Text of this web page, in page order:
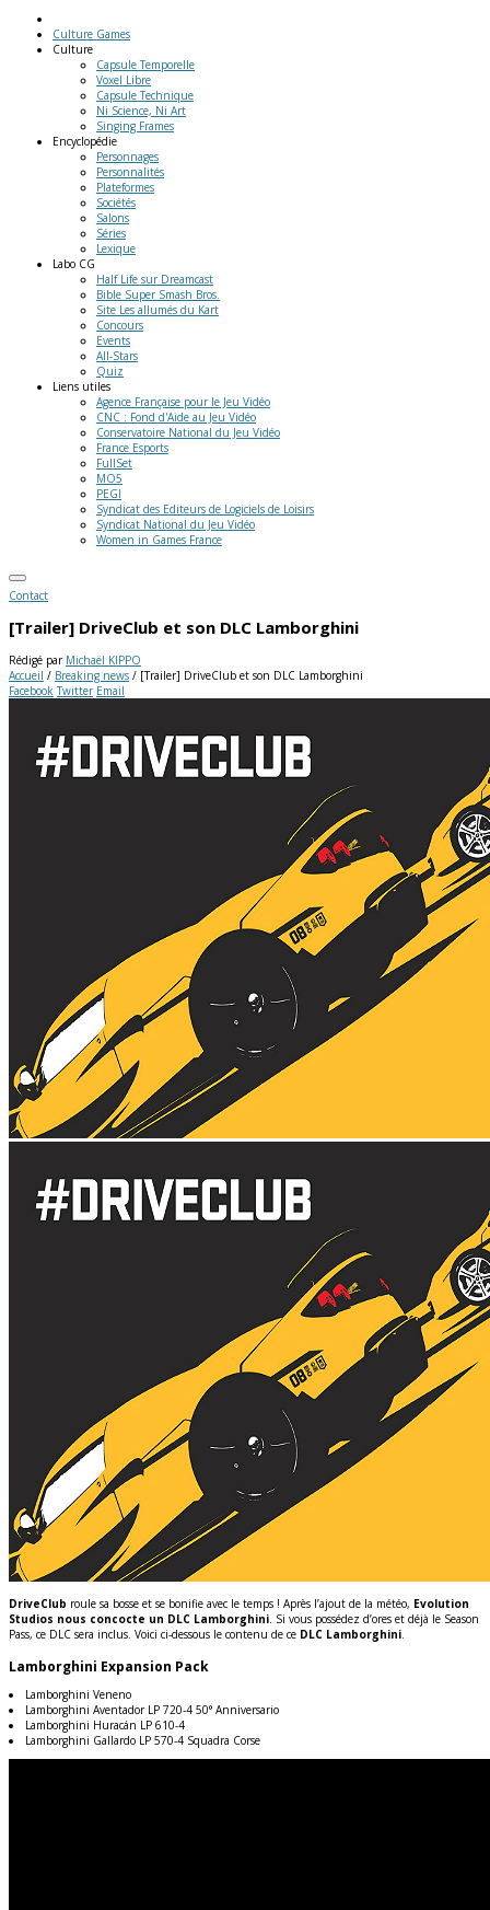
Culture Games
Culture
Capsule Temporelle
Voxel Libre
Capsule Technique
Ni Science, Ni Art
Singing Frames
Encyclopédie
Personnages
Personnalités
Plateformes
Sociétés
Salons
Séries
Lexique
Labo CG
Half Life sur Dreamcast
Bible Super Smash Bros.
Site Les allumés du Kart
Concours
Events
All-Stars
Quiz
Liens utiles
Agence Française pour le Jeu Vidéo
CNC : Fond d'Aide au Jeu Vidéo
Conservatoire National du Jeu Vidéo
France Esports
FullSet
MO5
PEGI
Syndicat des Editeurs de Logiciels de Loisirs
Syndicat National du Jeu Vidéo
Women in Games France
Contact
[Trailer] DriveClub et son DLC Lamborghini
Rédigé par Michaël KIPPO
Accueil / Breaking news / [Trailer] DriveClub et son DLC Lamborghini
Facebook Twitter Email
DriveClub roule sa bosse et se bonifie avec le temps ! Après l’ajout de la météo, Evolution
Studios nous concocte un DLC Lamborghini. Si vous possédez d’ores et déjà le Season
Pass, ce DLC sera inclus. Voici ci-dessous le contenu de ce DLC Lamborghini.
Lamborghini Expansion Pack
Lamborghini Veneno
Lamborghini Aventador LP 720-4 50° Anniversario
Lamborghini Huracán LP 610-4
Lamborghini Gallardo LP 570-4 Squadra Corse